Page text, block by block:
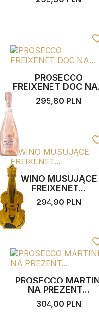
PROSECCO
FREIXENET DOC
295,80 PLN
WINO MUSUJĄCE
FREIXENET...
294,90 PLN
PROSECCO
NA PREZENT...
304,00 PLN